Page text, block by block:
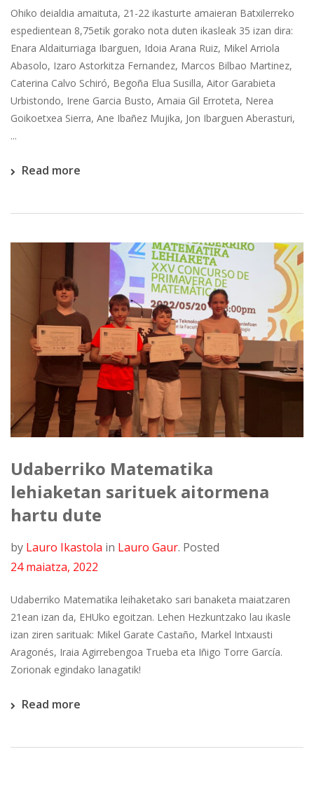
Ohiko deialdia amaituta, 21-22 ikasturte amaieran Batxilerreko
espedientean 8,75etik gorako nota duten ikasleak 35 izan dira:
Enara Aldaiturriaga Ibarguen, Idoia Arana Ruiz, Mikel Arriola
Abasolo, Izaro Astorkitza Fernandez, Marcos Bilbao Martinez,
Caterina Calvo Schiró, Begoña Elua Susilla, Aitor Garabieta
Urbistondo, Irene Garcia Busto, Amaia Gil Erroteta, Nerea
Goikoetxea Sierra, Ane Ibañez Mujika, Jon Ibarguen Aberasturi,
...
Read more
Udaberriko Matematika
lehiaketan sarituek aitormena
hartu dute
by Lauro Ikastola in Lauro Gaur. Posted
24 maiatza, 2022
Udaberriko Matematika leihaketako sari banaketa maiatzaren
21ean izan da, EHUko egoitzan. Lehen Hezkuntzako lau ikasle
izan ziren sarituak: Mikel Garate Castaño, Markel Intxausti
Aragonés, Iraia Agirrebengoa Trueba eta Iñigo Torre García.
Zorionak egindako lanagatik!
Read more